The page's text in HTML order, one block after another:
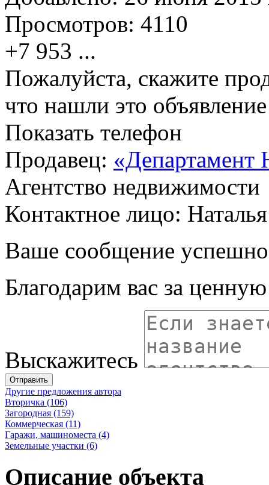
Просмотров: 4110
+7 953 ...
Пожалуйста, скажите
что нашли это
Показать телефон
Продавец: «Департамент
Агентство недвижимости
Контактное лицо: Наталья
Ваше сообщение успешно
Благодарим вас за
Выскажитесь
Отправить
Другие предложения автора
Вторичка (106)
Загородная (159)
Коммерческая (11)
Гаражи, машиноместа (4)
Земельные участки (6)
Описание объекта